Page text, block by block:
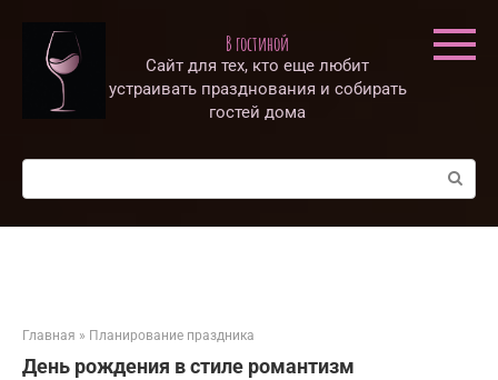
контенту
В гостиной
Сайт для тех, кто еще любит
устраивать празднования и собирать
гостей дома
Поиск:
Главная » Планирование праздника
День рождения в стиле романтизм